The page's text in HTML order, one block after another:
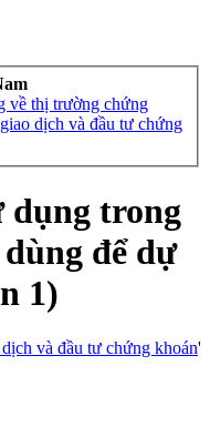
về thị trường chứng
dịch và đầu tư chứng
dụng trong
để dự
1)
và đầu tư chứng khoán'